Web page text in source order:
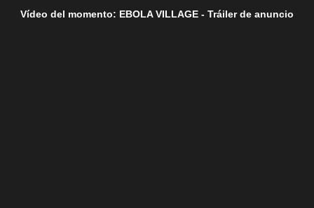
Vídeo del momento: EBOLA VILLAGE - Tráiler de anuncio